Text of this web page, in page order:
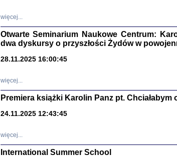
więcej...
Otwarte Seminarium Naukowe Centrum:
dwa dyskursy o przyszłości Żydów w
28.11.2025 16:00:45
więcej...
Premiera książki Karolin Panz pt. Chciałabym
24.11.2025 12:43:45
więcej...
International Summer School